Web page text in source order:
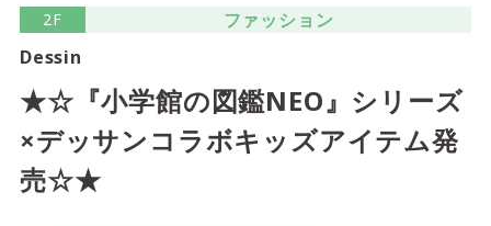
マルヤマ クラスとは
木曜の市
Zooっと割
求人情報
サイトご利用にあたって
1F Food boutique floor
フードブティックフロア
営業時間 10:00 ~ 20:00
※一部店舗は営業時間が異なります。
2F
ファッション
Dessin
★☆『小学館の図鑑NEO』シリーズ
×デッサンコラボキッズアイテム発
売☆★